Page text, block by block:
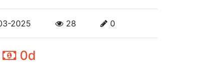
2025 28 0
0d